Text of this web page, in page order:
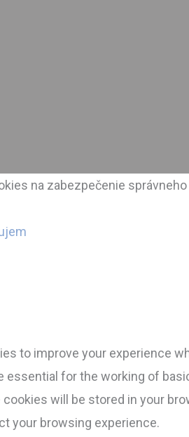
na zabezpečenie
to improve your experience
essential for the working of
will be stored in your
your browsing experience.